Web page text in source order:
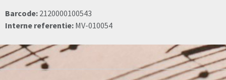
Barcode: 2120000100543
Interne referentie: MV-010054